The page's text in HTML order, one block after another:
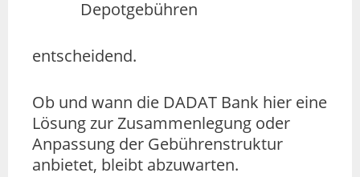
Depotgebühren
entscheidend.
Ob und wann die DADAT Bank hier eine
Lösung zur Zusammenlegung oder
Anpassung der Gebührenstruktur
anbietet, bleibt abzuwarten.